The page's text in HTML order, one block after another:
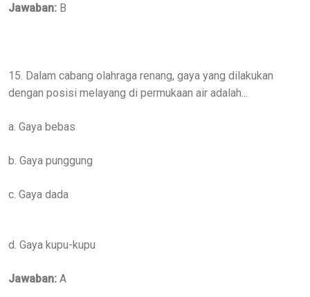
Jawaban: B
15. Dalam cabang olahraga renang, gaya yang dilakukan
dengan posisi melayang di permukaan air adalah...
a. Gaya bebas
b. Gaya punggung
c. Gaya dada
d. Gaya kupu-kupu
Jawaban: A